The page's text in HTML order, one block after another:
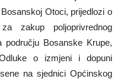
Otoci, prijedlozi o
zakup poljoprivrednog
Bosanske Krupe,
o izmjeni i dopuni
na sjednici Općinskog